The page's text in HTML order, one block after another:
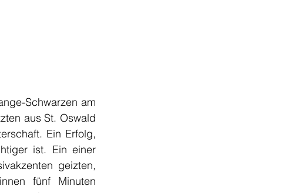
Schwarzen am
aus St. Oswald
Ein Erfolg,
ist. Ein einer
geizten,
fünf Minuten